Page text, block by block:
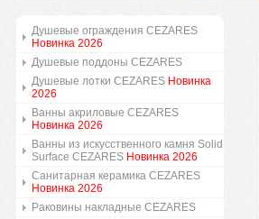
Душевые ограждения CEZARES
Новинка 2026
Душевые поддоны CEZARES
Душевые лотки CEZARES Новинка
2026
Ванны акриловые CEZARES
Новинка 2026
Ванны из искусственного камня Solid
Surface CEZARES Новинка 2026
Санитарная керамика CEZARES
Новинка 2026
Раковины накладные CEZARES